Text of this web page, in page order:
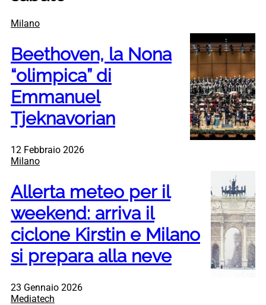
Milano
Beethoven, la Nona
“olimpica” di
Emmanuel
Tjeknavorian
12 Febbraio 2026
Milano
Allerta meteo per il
weekend: arriva il
ciclone Kirstin e Milano
si prepara alla neve
23 Gennaio 2026
Mediatech